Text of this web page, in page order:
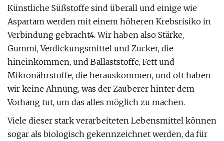
Künstliche Süßstoffe sind überall und einige wie
Aspartam werden mit einem höheren Krebsrisiko in
Verbindung gebracht4. Wir haben also Stärke,
Gummi, Verdickungsmittel und Zucker, die
hineinkommen, und Ballaststoffe, Fett und
Mikronährstoffe, die herauskommen, und oft haben
wir keine Ahnung, was der Zauberer hinter dem
Vorhang tut, um das alles möglich zu machen.
Viele dieser stark verarbeiteten Lebensmittel können
sogar als biologisch gekennzeichnet werden, da für